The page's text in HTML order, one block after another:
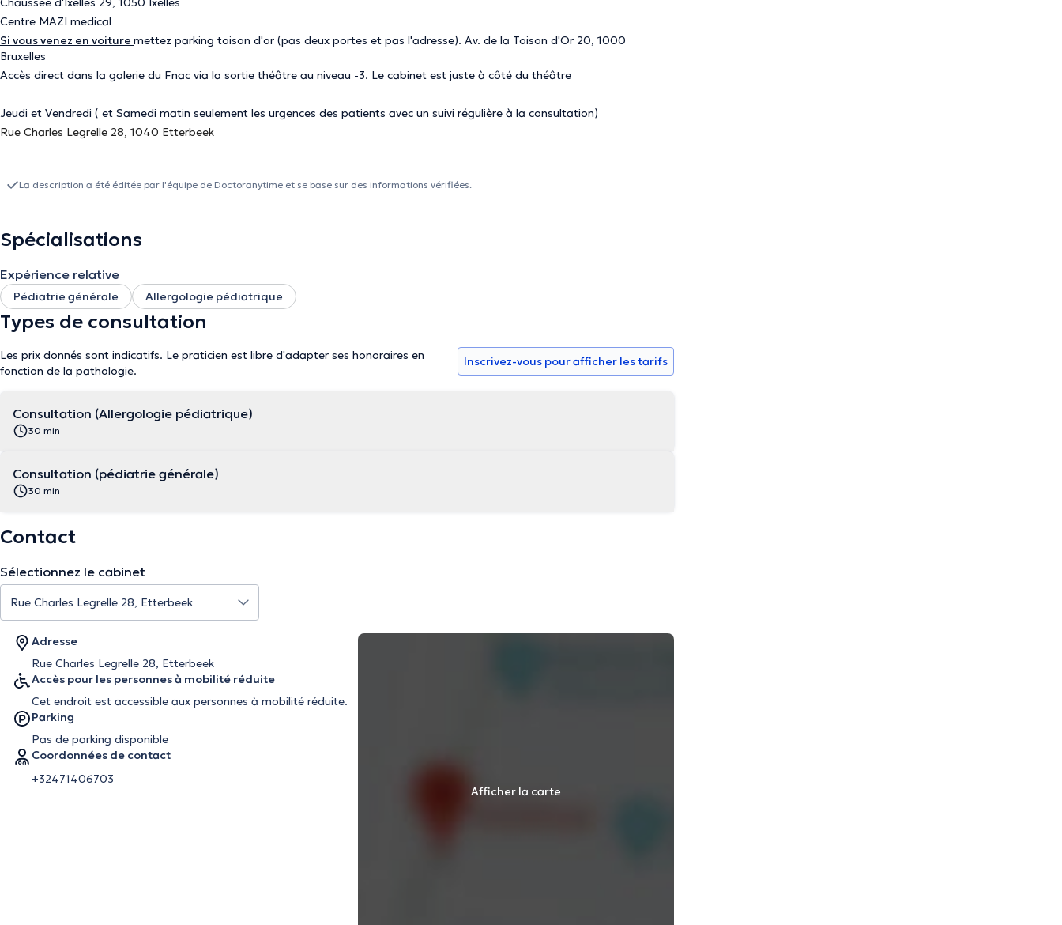
Centre MAZI medical
Si vous venez en voiture mettez parking toison d'or (pas deux portes et pas l'adresse). Av. de la Toison d'Or 20, 1000
Bruxelles
Accès direct dans la galerie du Fnac via la sortie théâtre au niveau -3. Le cabinet est juste à côté du théâtre
Jeudi et Vendredi ( et Samedi matin seulement les urgences des patients avec un suivi régulière à la consultation)
Rue Charles Legrelle 28, 1040 Etterbeek
La description a été éditée par l'équipe de Doctoranytime et se base sur des informations vérifiées.
Spécialisations
Expérience relative
Pédiatrie générale Allergologie pédiatrique
Types de consultation
Les prix donnés sont indicatifs. Le praticien est libre d'adapter ses honoraires en
fonction de la pathologie.
Inscrivez-vous pour afficher les tarifs
Consultation (Allergologie pédiatrique)
30 min
Consultation (pédiatrie générale)
30 min
Contact
Sélectionnez le cabinet
Adresse
Rue Charles Legrelle 28, Etterbeek
Accès pour les personnes à mobilité réduite
Cet endroit est accessible aux personnes à mobilité réduite.
Parking
Pas de parking disponible
Coordonnées de contact
+32471406703
Afficher la carte